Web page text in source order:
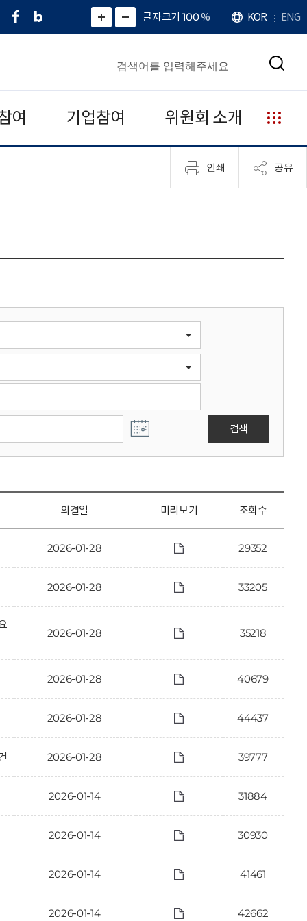
페
네
그
)
화
면
면
소
확
대
치
글자크기 100%
언
어
KOR ENG
통
합
검
색
검
여 기업참여 위원회 소개
누
리
집
안
인쇄 공유
검색
의결일 미리보기 조회수
2026-01-28 29352
2026-01-28 33205
2026-01-28 35218
2026-01-28 40679
2026-01-28 44437
2026-01-28 39777
2026-01-14 31884
2026-01-14 30930
2026-01-14 41461
2026-01-14 42662